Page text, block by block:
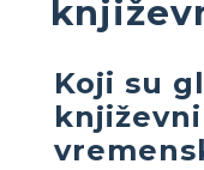
Koji su